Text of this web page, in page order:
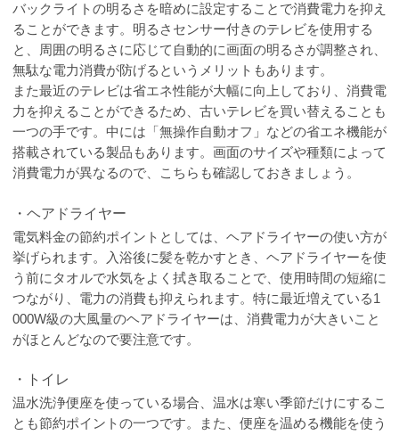
バックライトの明るさを暗めに設定することで消費電力を抑え
ることができます。明るさセンサー付きのテレビを使用する
と、周囲の明るさに応じて自動的に画面の明るさが調整され、
無駄な電力消費が防げるというメリットもあります。
また最近のテレビは省エネ性能が大幅に向上しており、消費電
力を抑えることができるため、古いテレビを買い替えることも
一つの手です。中には「無操作自動オフ」などの省エネ機能が
搭載されている製品もあります。画面のサイズや種類によって
消費電力が異なるので、こちらも確認しておきましょう。
・ヘアドライヤー
電気料金の節約ポイントとしては、ヘアドライヤーの使い方が
挙げられます。入浴後に髪を乾かすとき、ヘアドライヤーを使
う前にタオルで水気をよく拭き取ることで、使用時間の短縮に
つながり、電力の消費も抑えられます。特に最近増えている1
000W級の大風量のヘアドライヤーは、消費電力が大きいこと
がほとんどなので要注意です。
・トイレ
温水洗浄便座を使っている場合、温水は寒い季節だけにするこ
とも節約ポイントの一つです。また、便座を温める機能を使う